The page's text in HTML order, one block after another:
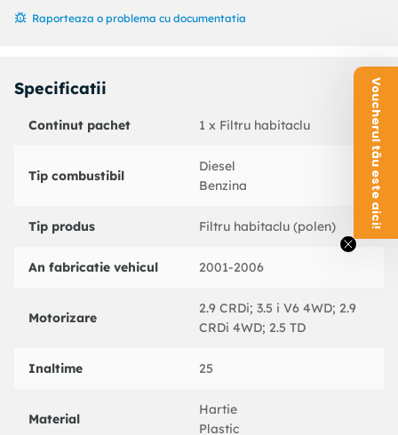
ASHIKA : 21HYH17
ASHIKA : 09HY17
KNECHT : LA349S
MAHLE ORIGINAL : LA349S
MANN-FILTER : CU2441
MULLER FILTER : FC399X2
Raporteaza o problema cu documentatia
Specificatii
Continut pachet 1 x Filtru habitaclu
Tip combustibil
Diesel
Benzina
Tip produs Filtru habitaclu (polen)
An fabricatie vehicul 2001-2006
Motorizare
2.9 CRDi; 3.5 i V6 4WD; 2.9
CRDi 4WD; 2.5 TD
Inaltime 25
Material
Hartie
Plastic
Voucherul tău este aici!